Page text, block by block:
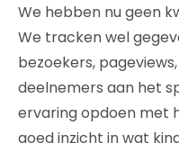
We hebben nu geen
We tracken wel
bezoekers,
deelnemers aan het
ervaring opdoen met
goed inzicht in wat